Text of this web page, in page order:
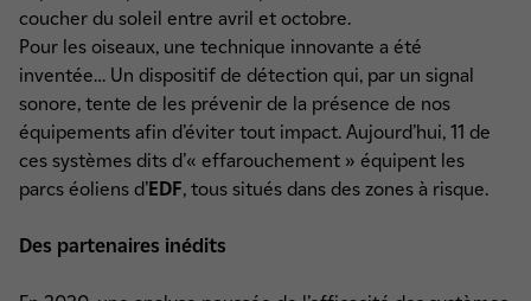
coucher du soleil entre avril et octobre.
Pour les oiseaux, une technique innovante a été
inventée… Un dispositif de détection qui, par un signal
sonore, tente de les prévenir de la présence de nos
équipements afin d’éviter tout impact. Aujourd’hui, 11 de
ces systèmes dits d’« effarouchement » équipent les
parcs éoliens d’EDF, tous situés dans des zones à risque.
Des partenaires inédits